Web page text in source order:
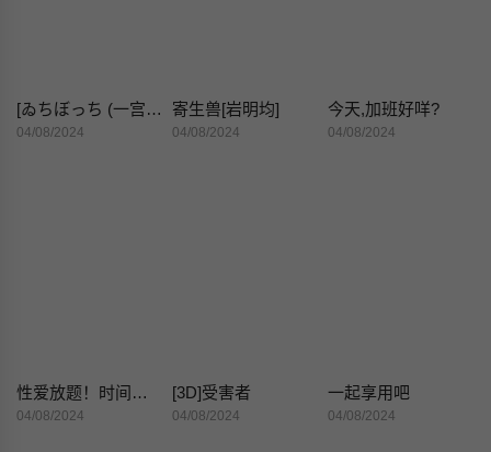
[ゐちぼっち (一宫夕羽)] ずっと好きだった巨乳幼驯染が不良达に弄ばれた七日间 中 [中国翻訳] [DL版]
04/08/2024
寄生兽[岩明均]
04/08/2024
今天,加班好咩?
04/08/2024
性爱放题！时间停止后把泳装美女随便干
04/08/2024
[3D]受害者
04/08/2024
一起享用吧
04/08/2024